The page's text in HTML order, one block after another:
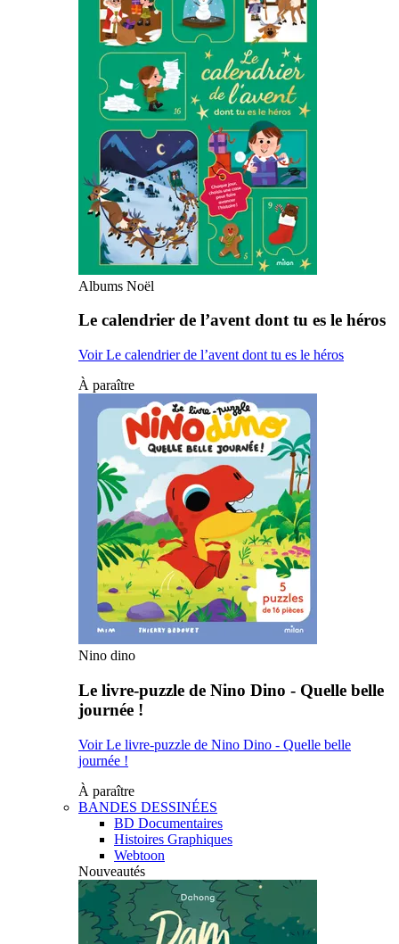
Albums Noël
Le calendrier de l’avent dont tu es le héros
Voir Le calendrier de l’avent dont tu es le héros
À paraître
Nino dino
Le livre-puzzle de Nino Dino - Quelle belle
journée !
Voir Le livre-puzzle de Nino Dino - Quelle belle
journée !
À paraître
BANDES DESSINÉES
BD Documentaires
Histoires Graphiques
Webtoon
Nouveautés